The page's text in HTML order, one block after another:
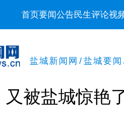
首页要闻公告民生评论视
盐城新闻网 / 盐城要闻
被盐城惊艳